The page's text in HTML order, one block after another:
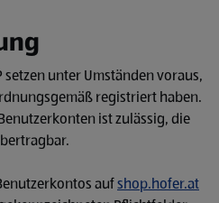
setzen unter Umständen voraus,
registriert haben.
ist zulässig, die
aufshop.hofer.at